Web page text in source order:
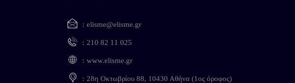
elisme@elisme.gr
210 82 11 025
www.elisme.gr
28η Οκτωβρίου 88, 10430 Αθήνα (1ος όροφος)